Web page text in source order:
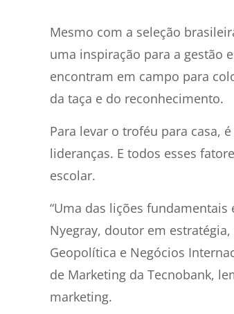
Mesmo com a seleção
uma inspiração para a gestão
encontram em campo para
da taça e do reconhecimento.
Para levar o troféu para casa,
lideranças. E todos esses
escolar.
“Uma das lições fundamentais
Nyegray, doutor em
Geopolítica e Negócios
de Marketing da Tecnobank,
marketing.